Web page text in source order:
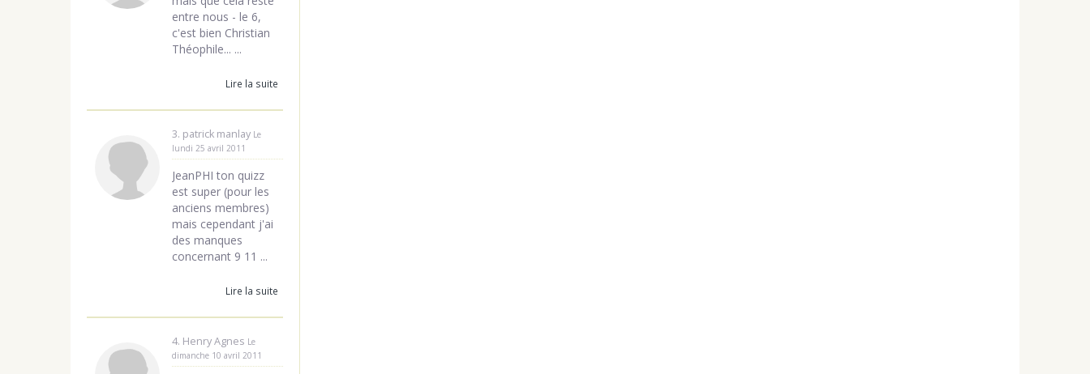
entre nous - le 6,
c'est bien Christian
Théophile... ...
Lire la suite
3. patrick manlay Le
lundi 25 avril 2011
JeanPHI ton quizz
est super (pour les
anciens membres)
mais cependant j'ai
des manques
concernant 9 11 ...
Lire la suite
4. Henry Agnes Le
dimanche 10 avril 2011